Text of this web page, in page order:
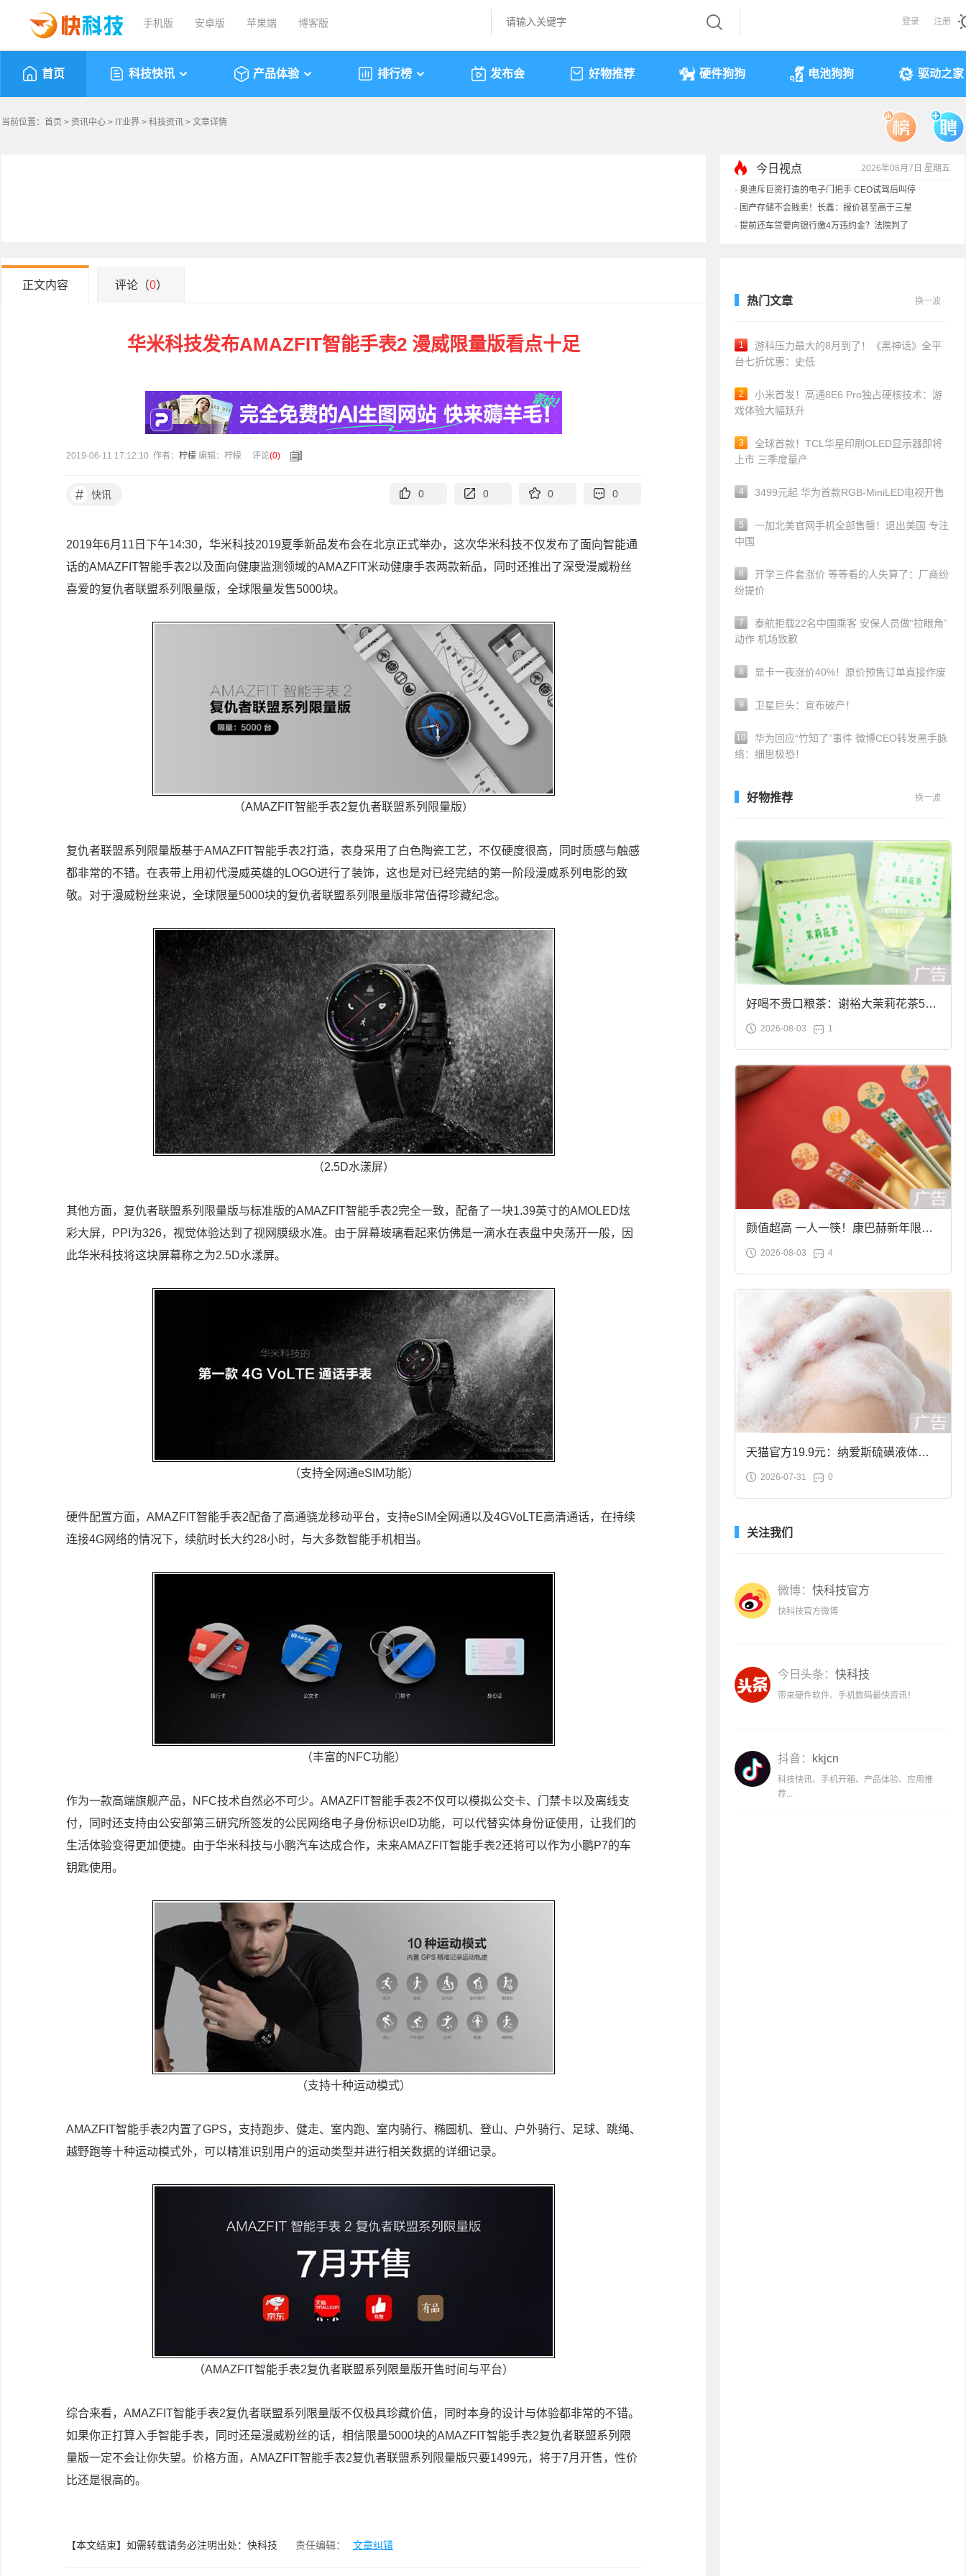
手机版 安卓版 苹果端 博客版 登录 注册
首页 科技快讯 产品体验 排行榜 发布会 好物推荐 硬件狗狗 电池狗狗 驱动之家
当前位置： 首页 > 资讯中心 > IT业界 > 科技资讯 > 文章详情
今日视点 2026年08月7日 星期五
· 奥迪斥巨资打造的电子门把手 CEO试驾后叫停
· 国产存储不会贱卖！长鑫：报价甚至高于三星
· 提前还车贷要向银行缴4万违约金？法院判了
正文内容 评论（0）
华米科技发布AMAZFIT智能手表2 漫威限量版看点十足
2019-06-11 17:12:10 作者： 柠檬 编辑：柠檬 评论(0)
# 快讯 0 0 0 0
2019年6月11日下午14:30，华米科技2019夏季新品发布会在北京正式举办，这次华米科技不仅发布了面向智能通
话的AMAZFIT智能手表2以及面向健康监测领域的AMAZFIT米动健康手表两款新品，同时还推出了深受漫威粉丝
喜爱的复仇者联盟系列限量版，全球限量发售5000块。
（AMAZFIT智能手表2复仇者联盟系列限量版）
复仇者联盟系列限量版基于AMAZFIT智能手表2打造，表身采用了白色陶瓷工艺，不仅硬度很高，同时质感与触感
都非常的不错。在表带上用初代漫威英雄的LOGO进行了装饰，这也是对已经完结的第一阶段漫威系列电影的致
敬。对于漫威粉丝来说，全球限量5000块的复仇者联盟系列限量版非常值得珍藏纪念。
（2.5D水漾屏）
其他方面，复仇者联盟系列限量版与标准版的AMAZFIT智能手表2完全一致，配备了一块1.39英寸的AMOLED炫
彩大屏，PPI为326，视觉体验达到了视网膜级水准。由于屏幕玻璃看起来仿佛是一滴水在表盘中央荡开一般，因
此华米科技将这块屏幕称之为2.5D水漾屏。
（支持全网通eSIM功能）
硬件配置方面，AMAZFIT智能手表2配备了高通骁龙移动平台，支持eSIM全网通以及4GVoLTE高清通话，在持续
连接4G网络的情况下，续航时长大约28小时，与大多数智能手机相当。
（丰富的NFC功能）
作为一款高端旗舰产品，NFC技术自然必不可少。AMAZFIT智能手表2不仅可以模拟公交卡、门禁卡以及离线支
付，同时还支持由公安部第三研究所签发的公民网络电子身份标识eID功能，可以代替实体身份证使用，让我们的
生活体验变得更加便捷。由于华米科技与小鹏汽车达成合作，未来AMAZFIT智能手表2还将可以作为小鹏P7的车
钥匙使用。
（支持十种运动模式）
AMAZFIT智能手表2内置了GPS，支持跑步、健走、室内跑、室内骑行、椭圆机、登山、户外骑行、足球、跳绳、
越野跑等十种运动模式外，可以精准识别用户的运动类型并进行相关数据的详细记录。
（AMAZFIT智能手表2复仇者联盟系列限量版开售时间与平台）
综合来看，AMAZFIT智能手表2复仇者联盟系列限量版不仅极具珍藏价值，同时本身的设计与体验都非常的不错。
如果你正打算入手智能手表，同时还是漫威粉丝的话，相信限量5000块的AMAZFIT智能手表2复仇者联盟系列限
量版一定不会让你失望。价格方面，AMAZFIT智能手表2复仇者联盟系列限量版只要1499元，将于7月开售，性价
比还是很高的。
【本文结束】如需转载请务必注明出处：快科技 责任编辑： 文章纠错
热门文章 换一波
1
游科压力最大的8月到了！《黑神话》全平
台七折优惠：史低
2
小米首发！高通8E6 Pro独占硬核技术：游
戏体验大幅跃升
3
全球首款！TCL华星印刷OLED显示器即将
上市 三季度量产
4 3499元起 华为首款RGB-MiniLED电视开售
5
一加北美官网手机全部售罄！退出美国 专注
中国
6
开学三件套涨价 等等看的人失算了：厂商纷
纷提价
7
泰航拒载22名中国乘客 安保人员做“拉眼角”
动作 机场致歉
8 显卡一夜涨价40%！原价预售订单直接作废
9 卫星巨头：宣布破产！
10
华为回应“竹知了”事件 微博CEO转发黑手脉
络：细思极恐！
好物推荐 换一波
好喝不贵口粮茶：谢裕大茉莉花茶50g
袋装9.9元到手
2026-08-03 1
颜值超高 一人一筷！康巴赫新年限定
合金筷子大促：19.9元
2026-08-03 4
天猫官方19.9元：纳爱斯硫磺液体香
皂2斤大促
2026-07-31 0
关注我们
微博： 快科技官方
快科技官方微博
今日头条： 快科技
带来硬件软件、手机数码最快资讯！
抖音： kkjcn
科技快讯、手机开箱、产品体验、应用推
荐...